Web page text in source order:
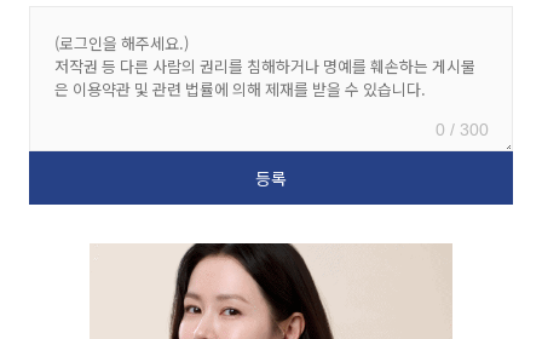
0 / 300